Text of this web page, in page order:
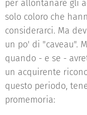
per allontanare gli
solo coloro che
considerarci. Ma
un po' di "caveau".
quando - e se -
un acquirente
questo periodo,
promemoria: